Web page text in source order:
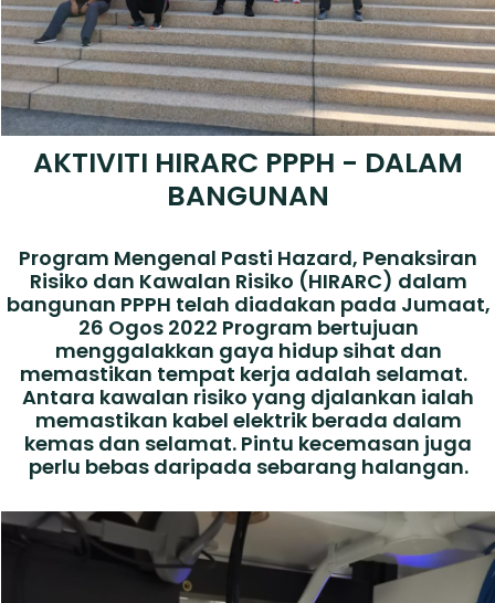
AKTIVITI HIRARC PPPH - DALAM
BANGUNAN
Program Mengenal Pasti Hazard, Penaksiran
Risiko dan Kawalan Risiko (HIRARC) dalam
bangunan PPPH telah diadakan pada Jumaat,
26 Ogos 2022 Program bertujuan
menggalakkan gaya hidup sihat dan
memastikan tempat kerja adalah selamat.
Antara kawalan risiko yang djalankan ialah
memastikan kabel elektrik berada dalam
kemas dan selamat. Pintu kecemasan juga
perlu bebas daripada sebarang halangan.